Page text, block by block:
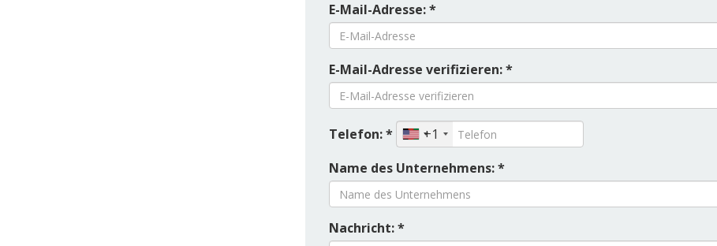
E-Mail-Adresse: *
E-Mail-Adresse verifizieren: *
Telefon: *
+1
Name des Unternehmens: *
Nachricht: *